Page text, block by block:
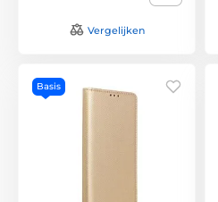
Vergelijken
Basis